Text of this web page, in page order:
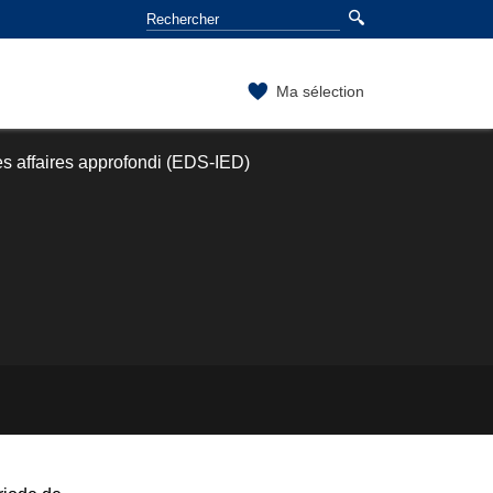
Ma sélection
affaires approfondi (EDS-IED)